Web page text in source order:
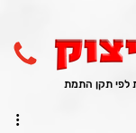
לפי תקן התמת